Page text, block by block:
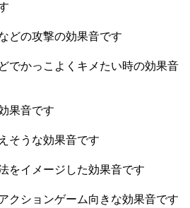
どの攻撃の効果音です
でかっこよくキメたい時の効果音
果音です
そうな効果音です
をイメージした効果音です
クションゲーム向きな効果音です